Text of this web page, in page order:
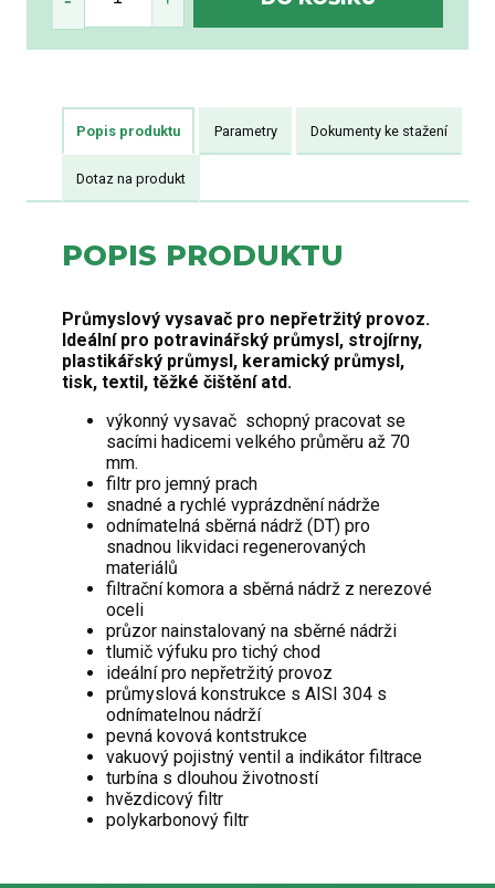
Popis produktu Parametry Dokumenty ke stažení
Dotaz na produkt
POPIS PRODUKTU
Průmyslový vysavač pro nepřetržitý provoz.
Ideální pro potravinářský průmysl, strojírny,
plastikářský průmysl, keramický průmysl,
tisk, textil, těžké čištění atd.
výkonný vysavač schopný pracovat se
sacími hadicemi velkého průměru až 70
mm.
filtr pro jemný prach
snadné a rychlé vyprázdnění nádrže
odnímatelná sběrná nádrž (DT) pro
snadnou likvidaci regenerovaných
materiálů
filtrační komora a sběrná nádrž z nerezové
oceli
průzor nainstalovaný na sběrné nádrži
tlumič výfuku pro tichý chod
ideální pro nepřetržitý provoz
průmyslová konstrukce s AISI 304 s
odnímatelnou nádrží
pevná kovová kontstrukce
vakuový pojistný ventil a indikátor filtrace
turbína s dlouhou životností
hvězdicový filtr
polykarbonový filtr